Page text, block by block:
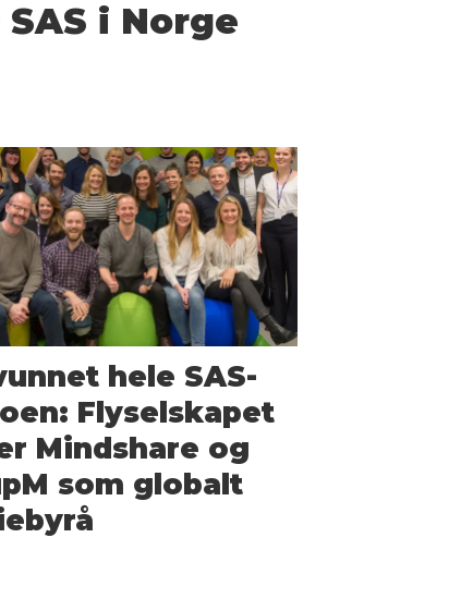
i Norge
hele SAS-
Flyselskapet
Mindshare og
som globalt